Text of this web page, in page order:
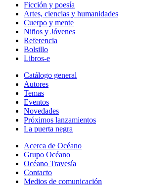
Ficción y poesía
Artes, ciencias y humanidades
Cuerpo y mente
Niños y Jóvenes
Referencia
Bolsillo
Libros-e
Catálogo general
Autores
Temas
Eventos
Novedades
Próximos lanzamientos
La puerta negra
Acerca de Océano
Grupo Océano
Océano Travesía
Contacto
Medios de comunicación